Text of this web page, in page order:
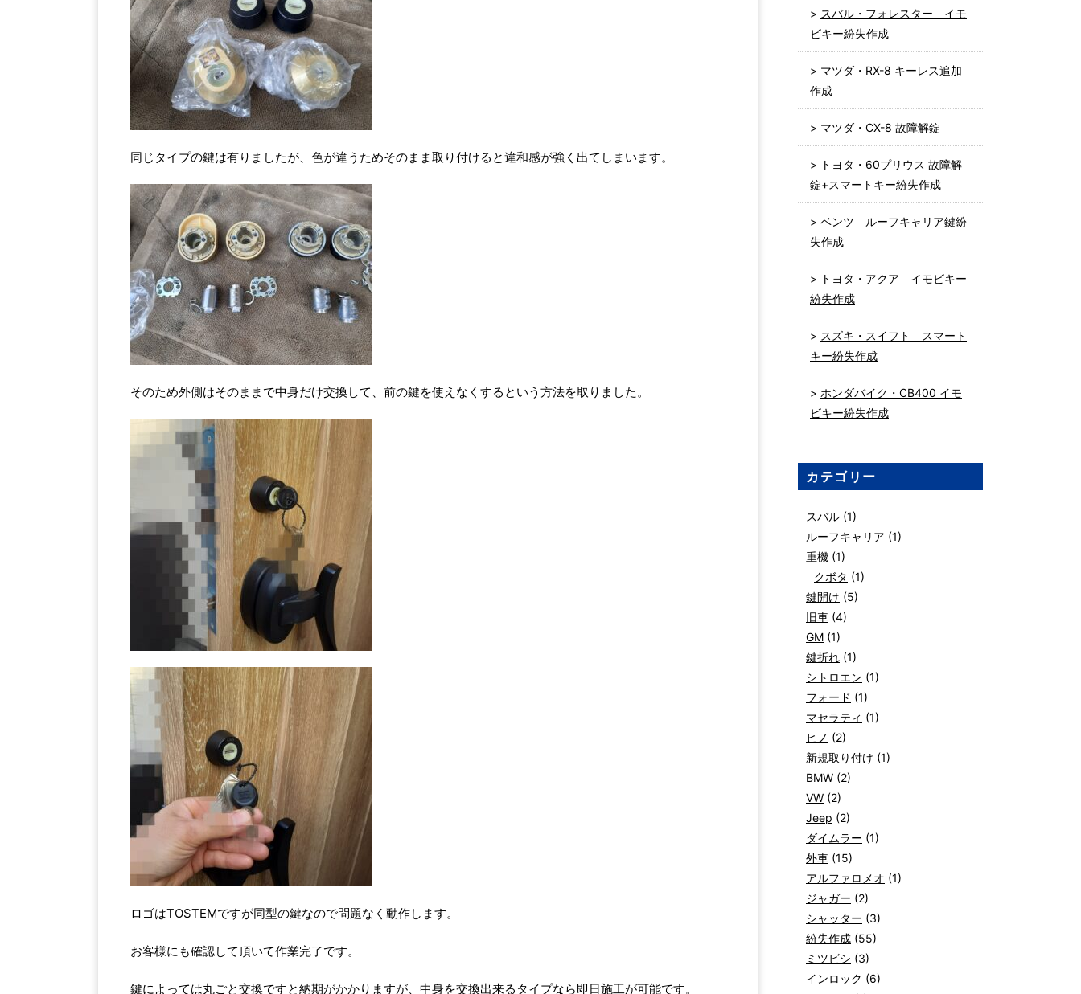
同じタイプの鍵は有りましたが、色が違うためそのまま取り付けると違和感が強く出てしまいます。
そのため外側はそのままで中身だけ交換して、前の鍵を使えなくするという方法を取りました。
ロゴはTOSTEMですが同型の鍵なので問題なく動作します。
お客様にも確認して頂いて作業完了です。
鍵によっては丸ごと交換ですと納期がかかりますが、中身を交換出来るタイプなら即日施工が可能です。
スバル・フォレスター イモ
ビキー紛失作成
マツダ・RX-8 キーレス追加
作成
マツダ・CX-8 故障解錠
トヨタ・60プリウス 故障解
錠+スマートキー紛失作成
ベンツ ルーフキャリア鍵紛
失作成
トヨタ・アクア イモビキー
紛失作成
スズキ・スイフト スマート
キー紛失作成
ホンダバイク・CB400 イモ
ビキー紛失作成
カテゴリー
スバル (1)
ルーフキャリア (1)
重機 (1)
クボタ (1)
鍵開け (5)
旧車 (4)
GM (1)
鍵折れ (1)
シトロエン (1)
フォード (1)
マセラティ (1)
ヒノ (2)
新規取り付け (1)
BMW (2)
VW (2)
Jeep (2)
ダイムラー (1)
外車 (15)
アルファロメオ (1)
ジャガー (2)
シャッター (3)
紛失作成 (55)
ミツビシ (3)
インロック (6)